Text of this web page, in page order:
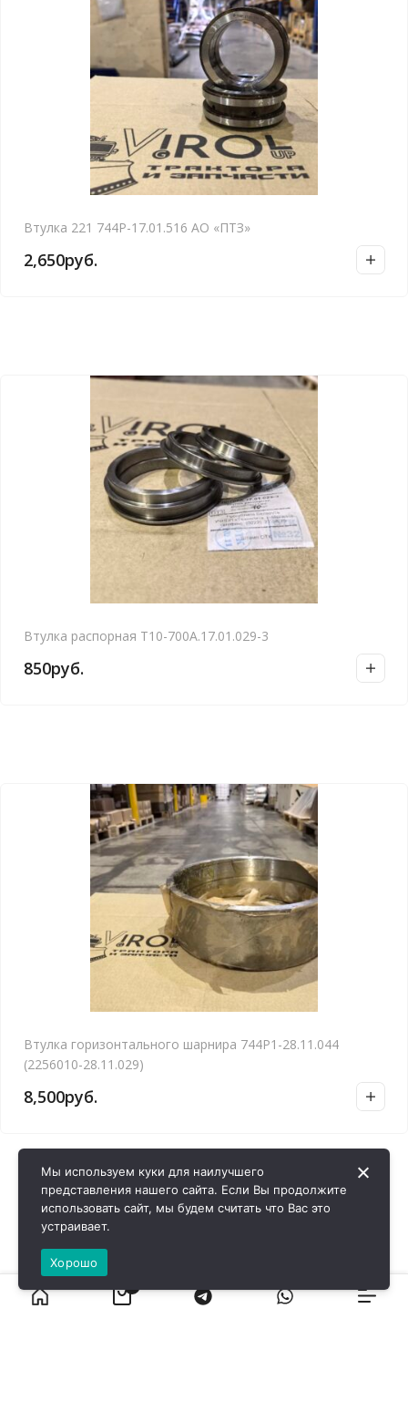
Втулка 221 744Р-17.01.516 АО «ПТЗ»
2,650руб.
Втулка распорная Т10-700А.17.01.029-3
850руб.
Втулка горизонтального шарнира 744Р1-28.11.044
(2256010-28.11.029)
8,500руб.
Мы используем куки для наилучшего
представления нашего сайта. Если Вы продолжите
использовать сайт, мы будем считать что Вас это
устраивает.
Хорошо